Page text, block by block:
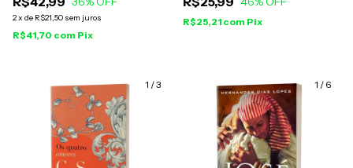
2x de R$21,50 sem juros
R$41,70 com Pix
R$25,21 com Pix
1 /3 1 / 6